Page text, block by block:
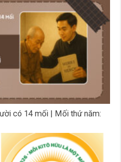
có 14 mối | Mối thứ năm: